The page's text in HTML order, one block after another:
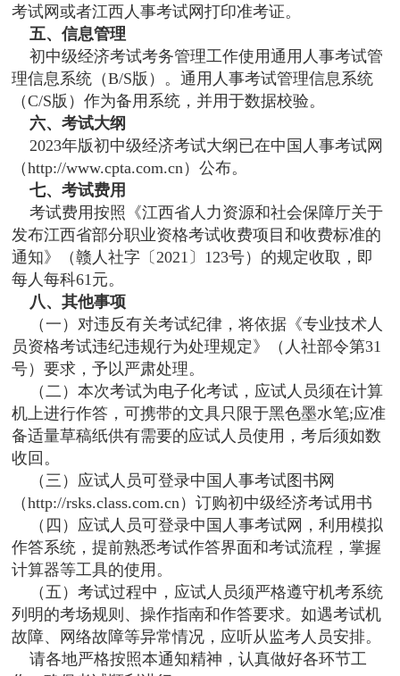
考试网或者江西人事考试网打印准考证。
五、信息管理
初中级经济考试考务管理工作使用通用人事考试管
理信息系统（B/S版）。通用人事考试管理信息系统
（C/S版）作为备用系统，并用于数据校验。
六、考试大纲
2023年版初中级经济考试大纲已在中国人事考试网
（http://www.cpta.com.cn）公布。
七、考试费用
考试费用按照《江西省人力资源和社会保障厅关于
发布江西省部分职业资格考试收费项目和收费标准的
通知》（赣人社字〔2021〕123号）的规定收取，即
每人每科61元。
八、其他事项
（一）对违反有关考试纪律，将依据《专业技术人
员资格考试违纪违规行为处理规定》（人社部令第31
号）要求，予以严肃处理。
（二）本次考试为电子化考试，应试人员须在计算
机上进行作答，可携带的文具只限于黑色墨水笔;应准
备适量草稿纸供有需要的应试人员使用，考后须如数
收回。
（三）应试人员可登录中国人事考试图书网
（http://rsks.class.com.cn）订购初中级经济考试用书
（四）应试人员可登录中国人事考试网，利用模拟
作答系统，提前熟悉考试作答界面和考试流程，掌握
计算器等工具的使用。
（五）考试过程中，应试人员须严格遵守机考系统
列明的考场规则、操作指南和作答要求。如遇考试机
故障、网络故障等异常情况，应听从监考人员安排。
请各地严格按照本通知精神，认真做好各环节工